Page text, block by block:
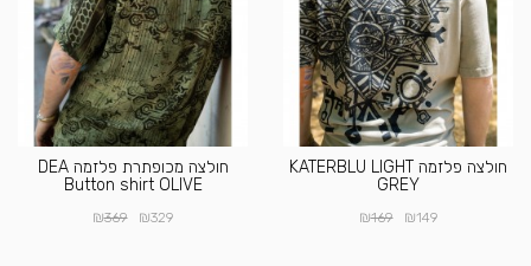
חולצה פלזמה KATERBLU LIGHT
GREY
₪149
₪169
חולצה מכופתרת פלזמה DEA
Button shirt OLIVE
₪329
₪369